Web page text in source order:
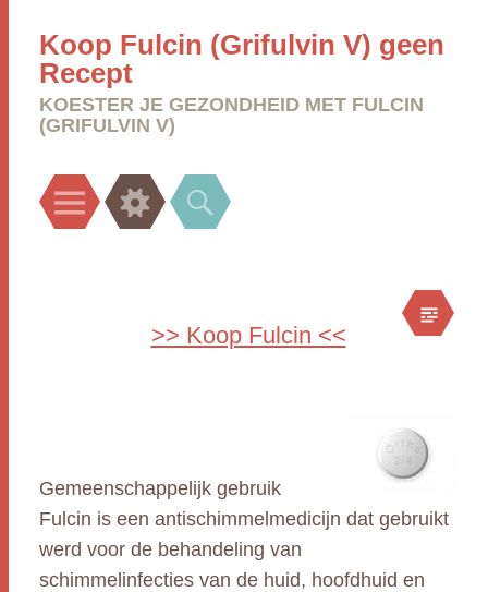
Koop Fulcin (Grifulvin V) geen
Recept
KOESTER JE GEZONDHEID MET FULCIN
(GRIFULVIN V)
Menu Widgets Search
>> Koop Fulcin <<
Gemeenschappelijk gebruik
Fulcin is een antischimmelmedicijn dat gebruikt
werd voor de behandeling van
schimmelinfecties van de huid, hoofdhuid en